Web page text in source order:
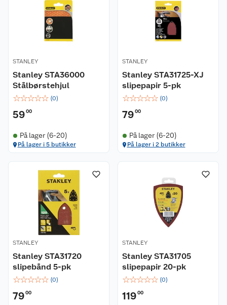
STANLEY
Stanley STA36000
Stålbørstehjul
☆☆☆☆☆ (0)
5900
På lager (6-20)
På lager i 5 butikker
STANLEY
Stanley STA31725-XJ
slipepapir 5-pk
☆☆☆☆☆ (0)
7900
På lager (6-20)
På lager i 2 butikker
STANLEY
Stanley STA31720
slipebånd 5-pk
☆☆☆☆☆ (0)
7900
STANLEY
Stanley STA31705
slipepapir 20-pk
☆☆☆☆☆ (0)
11900
Om oss
Våre butikker
Våre merkevarer
Coop kjeder
Ledige stillinger
Kundeservice
Kontakt oss
Angre- og returrett
Reklamasjon og garanti
Ofte stilte spørsmål
Betalingsalternativer
Leveringsalternativer
Åpent kjøp